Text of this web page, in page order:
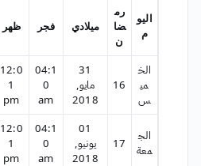
اليو
م
رم
ضا
ن
ميلادي فجر ظهر
الخ
مي
س
16
31
مايو,
2018
04:1
0
am
12:0
1
pm
الج
معة
17
01
يونيو,
2018
04:1
0
am
12:0
1
pm